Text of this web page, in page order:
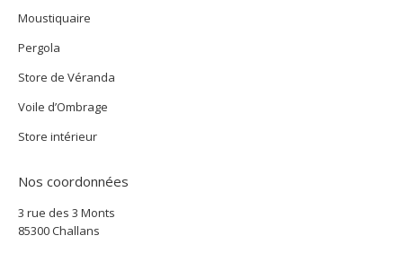
Moustiquaire
Pergola
Store de Véranda
Voile d’Ombrage
Store intérieur
Nos coordonnées
3 rue des 3 Monts
85300 Challans